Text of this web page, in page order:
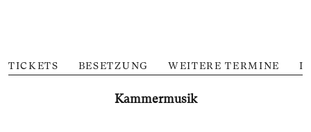
TICKETS BESETZUNG WEITERE TERMINE
Kammer­musik